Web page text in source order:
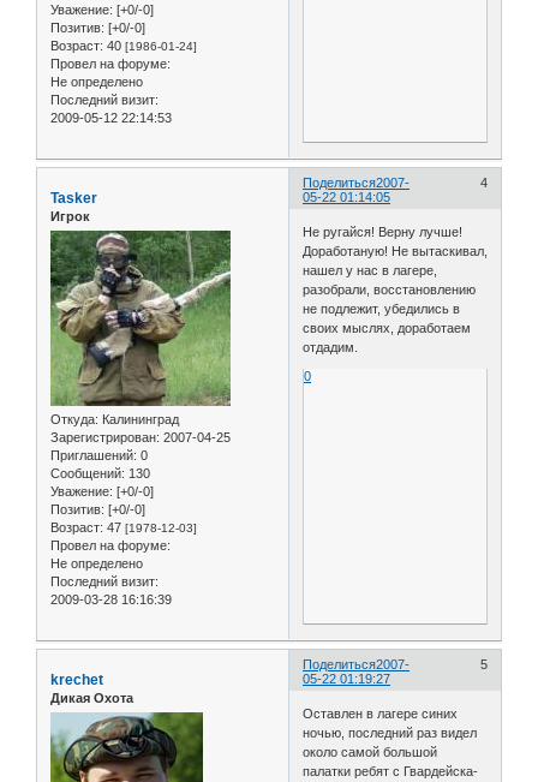
Уважение: [+0/-0]
Позитив: [+0/-0]
Возраст: 40 [1986-01-24]
Провел на форуме:
Не определено
Последний визит:
2009-05-12 22:14:53
Поделиться 4
2007-
05-22 01:14:05
Tasker
Игрок
Откуда: Калининград
Зарегистрирован: 2007-04-25
Приглашений: 0
Сообщений: 130
Уважение: [+0/-0]
Позитив: [+0/-0]
Возраст: 47 [1978-12-03]
Провел на форуме:
Не определено
Последний визит:
2009-03-28 16:16:39
Не ругайся! Верну лучше!
Доработаную! Не вытаскивал,
нашел у нас в лагере,
разобрали, восстановлению
не подлежит, убедились в
своих мыслях, доработаем
отдадим.
0
Поделиться 5
2007-
05-22 01:19:27
krechet
Дикая Охота
Оставлен в лагере синих
ночью, последний раз видел
около самой большой
палатки ребят с Гвардейска-